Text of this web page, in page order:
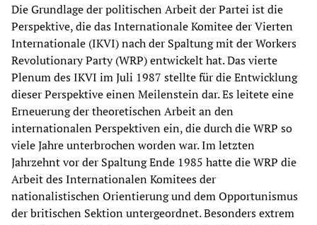
Die Grundlage der politischen Arbeit der Partei ist die
Perspektive, die das Internationale Komitee der Vierten
Internationale (IKVI) nach der Spaltung mit der Workers
Revolutionary Party (WRP) entwickelt hat. Das vierte
Plenum des IKVI im Juli 1987 stellte für die Entwicklung
dieser Perspektive einen Meilenstein dar. Es leitete eine
Erneuerung der theoretischen Arbeit an den
internationalen Perspektiven ein, die durch die WRP so
viele Jahre unterbrochen worden war. Im letzten
Jahrzehnt vor der Spaltung Ende 1985 hatte die WRP die
Arbeit des Internationalen Komitees der
nationalistischen Orientierung und dem Opportunismus
der britischen Sektion untergeordnet. Besonders extrem